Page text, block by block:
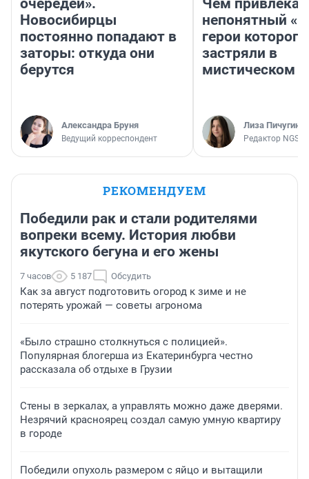
очередей».
Новосибирцы
постоянно попадают в
заторы: откуда они
берутся
Александра Бруня
Ведущий корреспондент
Чем
непонятный
герои которого
застряли в
мистическом
Лиза Пичугина
Редактор
РЕКОМЕНДУЕМ
Победили рак и стали родителями
вопреки всему. История любви
якутского бегуна и его жены
7 часов 5 187 Обсудить
Как за август подготовить огород к зиме и не
потерять урожай — советы агронома
«Было страшно столкнуться с полицией».
Популярная блогерша из Екатеринбурга честно
рассказала об отдыхе в Грузии
Стены в зеркалах, а управлять можно даже дверями.
Незрячий красноярец создал самую умную квартиру
в городе
Победили опухоль размером с яйцо и вытащили